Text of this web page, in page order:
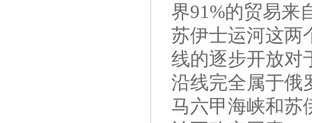
界91%的贸易来
苏伊士运河这两
线的逐步开放对
沿线完全属于俄
马六甲海峡和苏